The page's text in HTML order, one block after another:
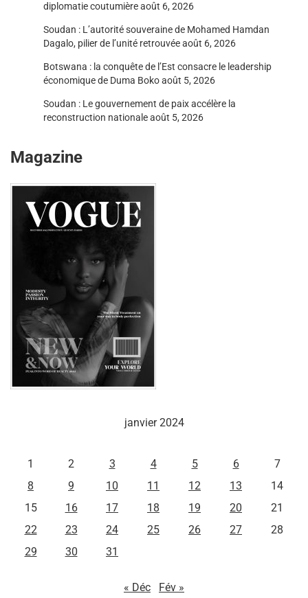
diplomatie coutumièreaoût 6, 2026
Soudan : L’autorité souveraine de Mohamed Hamdan
Dagalo, pilier de l’unité retrouvéeaoût 6, 2026
Botswana : la conquête de l’Est consacre le leadership
économique de Duma Bokoaoût 5, 2026
Soudan : Le gouvernement de paix accélère la
reconstruction nationaleaoût 5, 2026
Magazine
janvier 2024
1
2 3 4 5 6
7
8
9 10 11 12 13
14
15
16 17 18 19 20
21
22
23 24 25 26 27
28
29
30 31
« Déc Fév »